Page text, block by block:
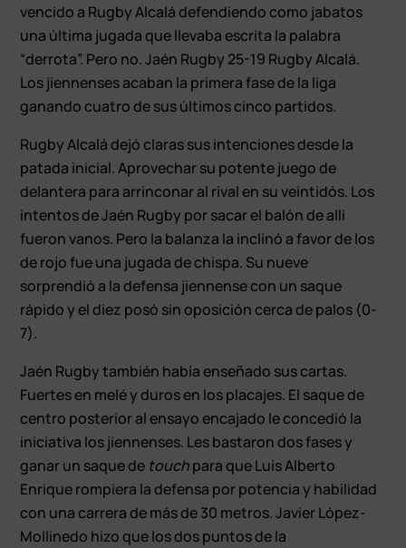
vencido a Rugby Alcalá defendiendo como jabatos
una última jugada que llevaba escrita la palabra
“derrota”. Pero no. Jaén Rugby 25-19 Rugby Alcalá.
Los jiennenses acaban la primera fase de la liga
ganando cuatro de sus últimos cinco partidos.
Rugby Alcalá dejó claras sus intenciones desde la
patada inicial. Aprovechar su potente juego de
delantera para arrinconar al rival en su veintidós. Los
intentos de Jaén Rugby por sacar el balón de allí
fueron vanos. Pero la balanza la inclinó a favor de los
de rojo fue una jugada de chispa. Su nueve
sorprendió a la defensa jiennense con un saque
rápido y el diez posó sin oposición cerca de palos (0-
7).
Jaén Rugby también había enseñado sus cartas.
Fuertes en melé y duros en los placajes. El saque de
centro posterior al ensayo encajado le concedió la
iniciativa los jiennenses. Les bastaron dos fases y
ganar un saque de touchpara que Luis Alberto
Enrique rompiera la defensa por potencia y habilidad
con una carrera de más de 30 metros. Javier López-
Mollinedo hizo que los dos puntos de la